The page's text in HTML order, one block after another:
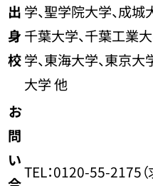
出
身
校
学、聖学院大学、成城
千葉大学、千葉工業
学、東海大学、東京
大学 他
お
問
い
TEL：0120-55-2175（